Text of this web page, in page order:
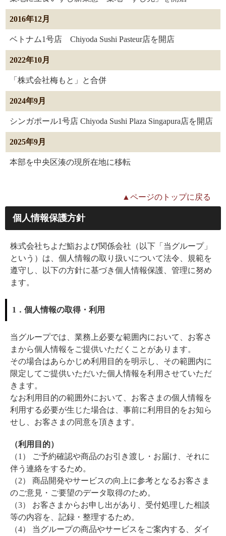
2016年12月
ベトナム1号店 Chiyoda Sushi Pasteur店を開店
2022年10月
「株式会社梅もと」と合併
2024年9月
シンガポール1号店 Chiyoda Sushi Plaza Singapura店を開店
2025年9月
本部を中央区湊の現所在地に移転
▲ページのトップに戻る
個人情報保護方針
株式会社ちよだ鮨および関係会社（以下「当グループ」
という）は、個人情報の取り扱いについて法令、規範を
遵守し、以下の方針に基づき個人情報保護、管理に努め
ます。
1．個人情報の取得・利用
当グループでは、業務上必要な範囲内において、お客さ
まから個人情報をご提供いただくことがあります。
その場合はあらかじめ利用目的を明示し、その範囲内に
限定してご提供いただいた個人情報を利用させていただ
きます。
なお利用目的の範囲外において、お客さまの個人情報を
利用する必要が生じた場合は、事前に利用目的をお知ら
せし、お客さまの同意を頂きます。
（利用目的）
（1） ご予約確認や商品のお引き渡し・お届け、それに
伴う連絡をするため。
（2） 商品開発やサービスの向上に参考となるお客さま
のご意見・ご要望のデータ取得のため。
（3） お客さまからお申し出があり、受付処理した相談
等の内容を、記録・整理するため。
（4） 当グループの商品やサービスをご案内する、ダイ